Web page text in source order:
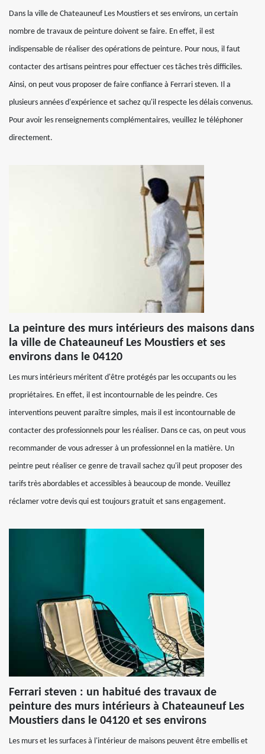
Dans la ville de Chateauneuf Les Moustiers et ses environs, un certain
nombre de travaux de peinture doivent se faire. En effet, il est
indispensable de réaliser des opérations de peinture. Pour nous, il faut
contacter des artisans peintres pour effectuer ces tâches très difficiles.
Ainsi, on peut vous proposer de faire confiance à Ferrari steven. Il a
plusieurs années d'expérience et sachez qu'il respecte les délais convenus.
Pour avoir les renseignements complémentaires, veuillez le téléphoner
directement.
La peinture des murs intérieurs des maisons dans
la ville de Chateauneuf Les Moustiers et ses
environs dans le 04120
Les murs intérieurs méritent d'être protégés par les occupants ou les
propriétaires. En effet, il est incontournable de les peindre. Ces
interventions peuvent paraître simples, mais il est incontournable de
contacter des professionnels pour les réaliser. Dans ce cas, on peut vous
recommander de vous adresser à un professionnel en la matière. Un
peintre peut réaliser ce genre de travail sachez qu'il peut proposer des
tarifs très abordables et accessibles à beaucoup de monde. Veuillez
réclamer votre devis qui est toujours gratuit et sans engagement.
Ferrari steven : un habitué des travaux de
peinture des murs intérieurs à Chateauneuf Les
Moustiers dans le 04120 et ses environs
Les murs et les surfaces à l'intérieur de maisons peuvent être embellis et